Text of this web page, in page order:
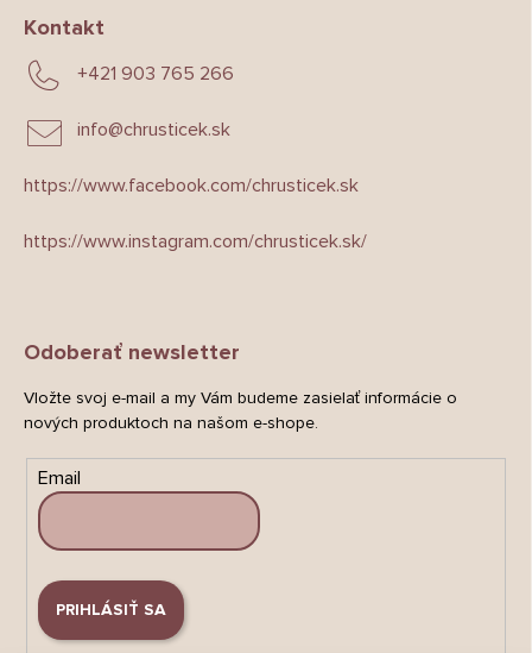
Kontakt
info@chrusticek.sk
+421 903 765 266
https://www.facebook.com/chrusticek.sk
https://www.instagram.com/chrusticek.sk/
Odoberať newsletter
Vložte svoj e-mail a my Vám budeme zasielať informácie o
nových produktoch na našom e-shope.
Email
PRIHLÁSIŤ SA